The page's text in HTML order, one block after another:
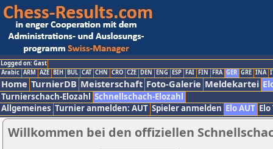
Logged on: Gast
Arabic ARM AZE BIH BUL CAT CHN CRO CZE DEN ENG ESP FAI FIN FRA GER GRE INA
Home TurnierDB Meisterschaft Foto-Galerie Meldekartei
Turnierschach-Elozahl Schnellschach-Elozahl
Allgemeines Turnier anmelden: AUT Spieler anmelden Elo AUT
Willkommen bei den offiziellen